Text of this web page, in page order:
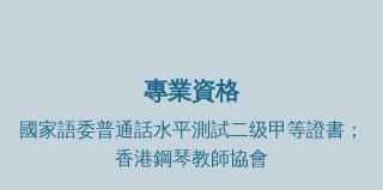
專業資格
國家語委普通話水平測試二级甲等證書；
香港鋼琴教師協會